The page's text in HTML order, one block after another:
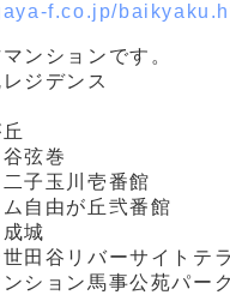
f.co.jp/
ンションです。
ジデンス
弦巻
子玉川壱番館
自由が丘弐番館
城
田谷リバーサイトテ
ション馬事公苑パー